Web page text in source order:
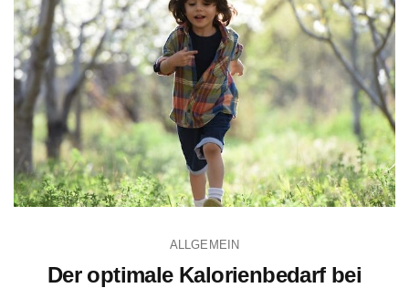
ALLGEMEIN
Der optimale Kalorienbedarf bei